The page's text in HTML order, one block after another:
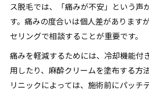
ス脱毛では、「痛みが不安」という声
す。痛みの度合いは個人差があります
セリングで相談することが重要です。
痛みを軽減するためには、冷却機能付
用したり、麻酔クリームを塗布する方
リニックによっては、施術前にパッチ